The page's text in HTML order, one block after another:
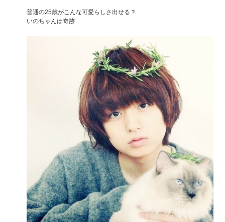
普通の25歳がこんな可愛らしさ出せる？
いのちゃんは奇跡